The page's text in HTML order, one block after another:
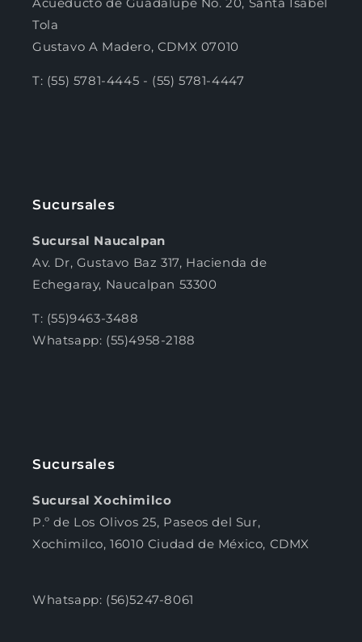
Tola
Gustavo A Madero, CDMX 07010
T: (55) 5781-4445 - (55) 5781-4447
Sucursales
Sucursal Naucalpan
Av. Dr, Gustavo Baz 317, Hacienda de
Echegaray, Naucalpan 53300
T: (55)9463-3488
Whatsapp: (55)4958-2188
Sucursales
Sucursal Xochimilco
P.º de Los Olivos 25, Paseos del Sur,
Xochimilco, 16010 Ciudad de México, CDMX
Whatsapp: (56)5247-8061